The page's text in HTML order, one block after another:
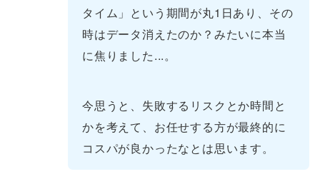
タイム」という期間が丸1日あり、その
時はデータ消えたのか？みたいに本当
に焦りました...。
今思うと、失敗するリスクとか時間と
かを考えて、お任せする方が最終的に
コスパが良かったなとは思います。